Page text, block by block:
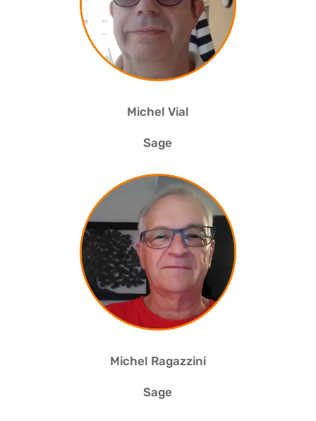
Michel Vial
Sage
Michel Ragazzini
Sage